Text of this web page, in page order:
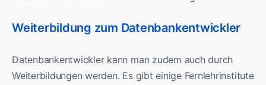
Weiterbildung zum Datenbankentwickler
Datenbankentwickler kann man zudem auch durch
Weiterbildungen werden. Es gibt einige Fernlehrinstitute